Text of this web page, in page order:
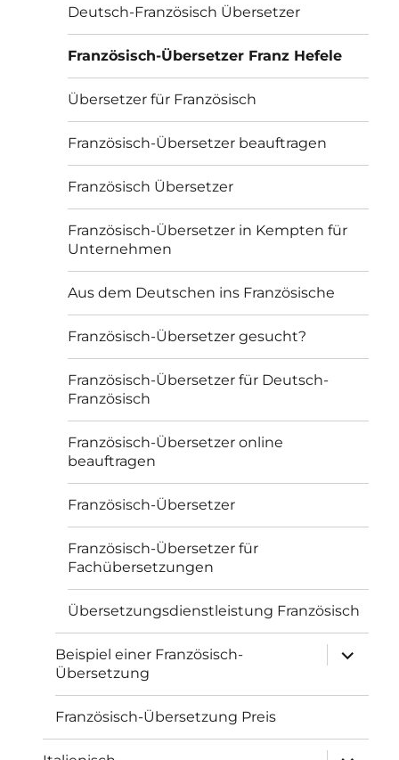
Deutsch-Französisch Übersetzer
Französisch-Übersetzer Franz Hefele
Übersetzer für Französisch
Französisch-Übersetzer beauftragen
Französisch Übersetzer
Französisch-Übersetzer in Kempten für
Unternehmen
Aus dem Deutschen ins Französische
Französisch-Übersetzer gesucht?
Französisch-Übersetzer für Deutsch-
Französisch
Französisch-Übersetzer online
beauftragen
Französisch-Übersetzer
Französisch-Übersetzer für
Fachübersetzungen
Übersetzungsdienstleistung Französisch
Beispiel einer Französisch-
Übersetzung
öffnen
Französisch-Übersetzung Preis